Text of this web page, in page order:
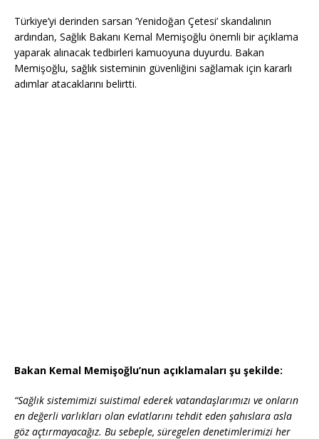
Türkiye’yi derinden sarsan ‘Yenidoğan Çetesi’ skandalının
ardından, Sağlık Bakanı Kemal Memişoğlu önemli bir açıklama
yaparak alınacak tedbirleri kamuoyuna duyurdu. Bakan
Memişoğlu, sağlık sisteminin güvenliğini sağlamak için kararlı
adımlar atacaklarını belirtti.
Bakan Kemal Memişoğlu’nun açıklamaları şu şekilde:
“Sağlık sistemimizi suistimal ederek vatandaşlarımızı ve onların
en değerli varlıkları olan evlatlarını tehdit eden şahıslara asla
göz açtırmayacağız. Bu sebeple, süregelen denetimlerimizi her